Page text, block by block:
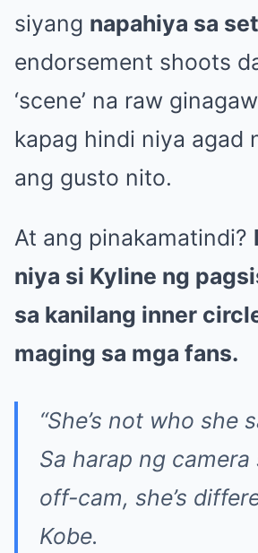
siyang napahiya sa set
endorsement shoots
‘scene’ na raw
kapag hindi niya agad
ang gusto nito.
At ang pinakamatindi?
niya si Kyline ng
sa kanilang inner
maging sa mga fans.
“She’s not who she
Sa harap ng
off-cam, she’s
Kobe.